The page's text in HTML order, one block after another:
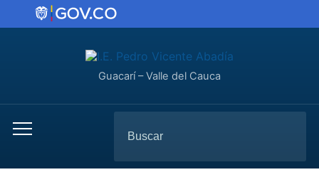
Guacarí – Valle del Cauca